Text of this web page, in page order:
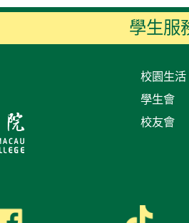
學生服
校園生活
學生會
校友會